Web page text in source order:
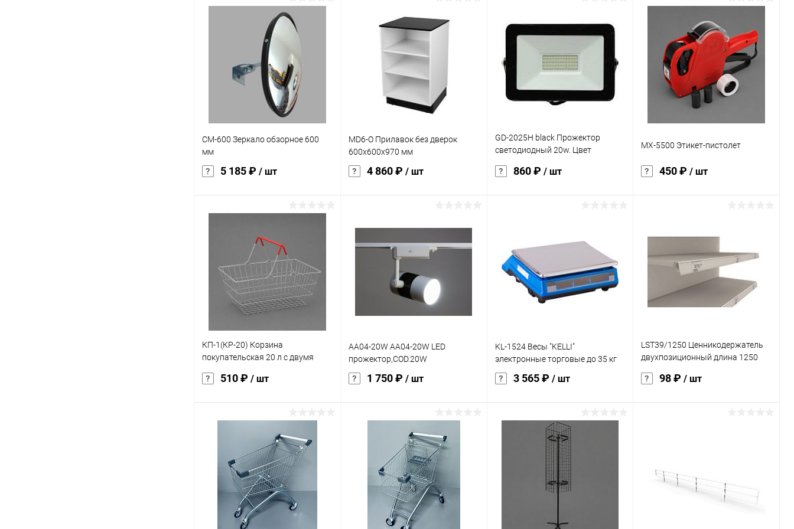
В корзину
Купить в 1 клик
В избранное Под заказ
Купить в 1 клик
В избранное
характеристика:
черно/белый
В избранное
белый
Купить в 1 клик К сравнению
В избранное Под заказ
CM-600 Зеркало обзорное 600
мм
5 185 ₽ / шт
Купить в 1 клик
В избранное Под заказ
характеристика:
MD6-O Прилавок без дверок
600х600х970 мм
4 860 ₽ / шт
Купить в 1 клик К сравнению
В избранное
характеристика:
GD-2025H black Прожектор
светодиодный 20w. Цвет
860 ₽ / шт
Купить в 1 клик К сравнению
В избранное Под заказ
MX-5500 Этикет-пистолет
450 ₽/ шт
Купить в 1 клик К сравнению
В избранное
КП-1(КР-20) Корзина
покупательская 20 л с двумя
510 ₽ / шт
Купить в 1 клик К сравнению
В избранное Под заказ
AA04-20W AA04-20W LED
прожектор,COD.20W
1 750 ₽ / шт
Купить в 1 клик К сравнению
В избранное Под заказ
KL-1524 Весы "KELLI"
электронные торговые до 35 кг
3 565 ₽ / шт
В корзину
Купить в 1 клик
В избранное
LST39/1250 Ценникодержатель
двухпозиционный длина 1250
98 ₽/ шт
В избранное